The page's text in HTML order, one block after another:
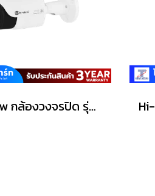
Hi-View กล้องวงจรปิด รุ่น HA-314B20ST